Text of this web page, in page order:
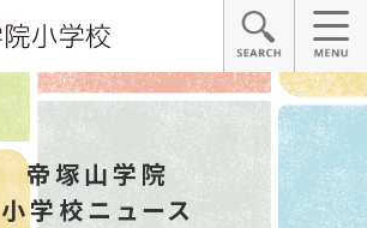
帝塚山学院
小学校ニュース